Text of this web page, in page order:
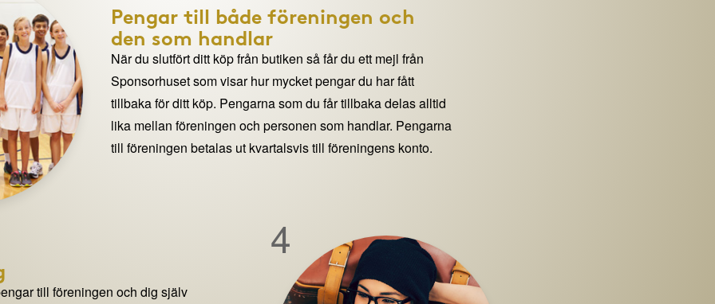
Pengar till både föreningen och
den som handlar
När du slutfört ditt köp från butiken så får du ett mejl från
Sponsorhuset som visar hur mycket pengar du har fått
tillbaka för ditt köp. Pengarna som du får tillbaka delas alltid
lika mellan föreningen och personen som handlar. Pengarna
till föreningen betalas ut kvartalsvis till föreningens konto.
4
till föreningen och dig själv